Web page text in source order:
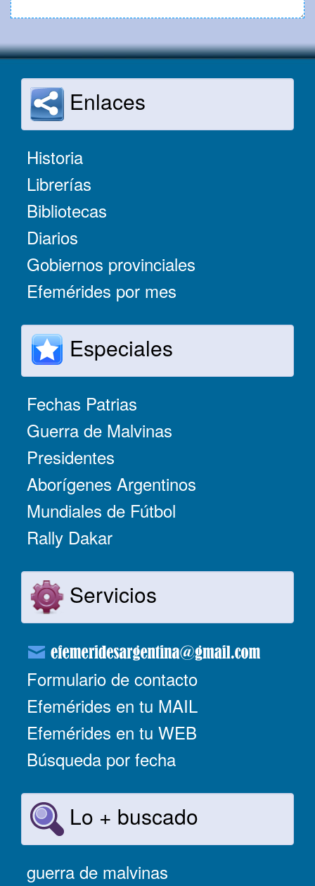
Enlaces
Historia
Librerías
Bibliotecas
Diarios
Gobiernos provinciales
Efemérides por mes
Especiales
Fechas Patrias
Guerra de Malvinas
Presidentes
Aborígenes Argentinos
Mundiales de Fútbol
Rally Dakar
Servicios
Formulario de contacto
Efemérides en tu MAIL
Efemérides en tu WEB
Búsqueda por fecha
Lo + buscado
guerra de malvinas